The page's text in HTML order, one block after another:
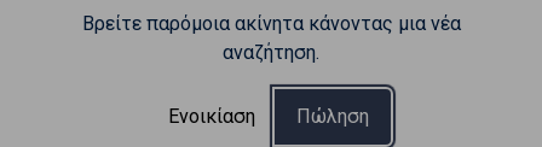
Βρείτε παρόμοια ακίνητα κάνοντας μια νέα
αναζήτηση.
Ενοικίαση Πώληση